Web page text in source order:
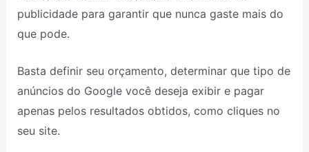
publicidade para garantir que nunca gaste mais do
que pode.
Basta definir seu orçamento, determinar que tipo de
anúncios do Google você deseja exibir e pagar
apenas pelos resultados obtidos, como cliques no
seu site.